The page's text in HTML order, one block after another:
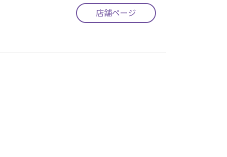
店舗ページ